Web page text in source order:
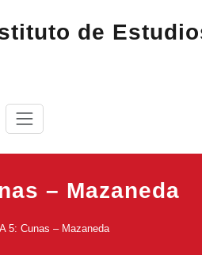
Cabreireses
– Mazaneda
5: Cunas – Mazaneda